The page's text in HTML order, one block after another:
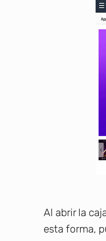
Al abrir la
esta forma,